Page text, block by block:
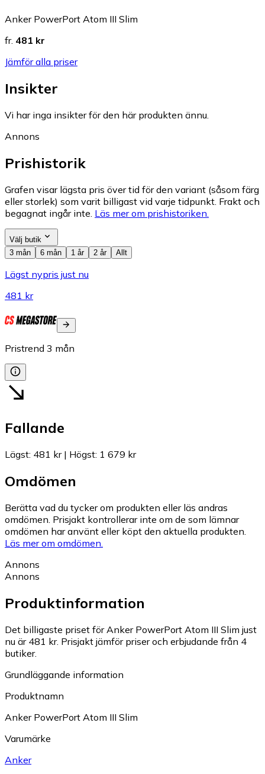
Anker PowerPort Atom III Slim
fr. 481 kr
Jämför alla priser
Insikter
Vi har inga insikter för den här produkten ännu.
Annons
Prishistorik
Grafen visar lägsta pris över tid för den variant (såsom färg
eller storlek) som varit billigast vid varje tidpunkt. Frakt och
begagnat ingår inte. Läs mer om prishistoriken.
Välj butik
3 mån
6 mån 1 år 2 år Allt
Lägst nypris just nu
481 kr
Pristrend 3 mån
Fallande
Lägst: 481 kr| Högst: 1 679 kr
Omdömen
Berätta vad du tycker om produkten eller läs andras
omdömen. Prisjakt kontrollerar inte om de som lämnar
omdömen har använt eller köpt den aktuella produkten.
Läs mer om omdömen.
Annons
Annons
Produktinformation
Det billigaste priset för Anker PowerPort Atom III Slim just
nu är 481 kr. Prisjakt jämför priser och erbjudande från 4
butiker.
Grundläggande information
Produktnamn
Anker PowerPort Atom III Slim
Varumärke
Anker